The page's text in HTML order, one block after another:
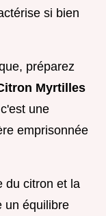
si bien
préparez
Myrtilles
une
emprisonnée
du citron et la
un équilibre